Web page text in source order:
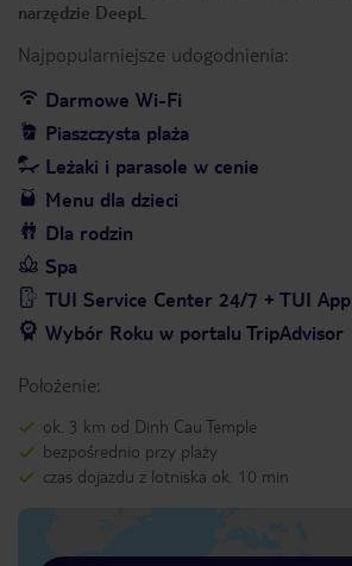
narzędzie DeepL
Najpopularniejsze udogodnienia:
Darmowe Wi-Fi
Piaszczysta plaża
Leżaki i parasole w cenie
Menu dla dzieci
Dla rodzin
Spa
TUI Service Center 24/7 + TUI App
Wybór Roku w portalu TripAdvisor
Położenie:
ok. 3 km od Dinh Cau Temple
bezpośrednio przy plaży
czas dojazdu z lotniska ok. 10 min